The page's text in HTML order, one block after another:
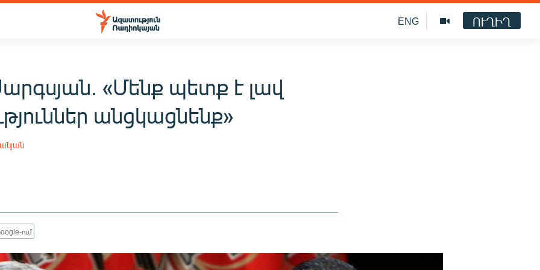
ENG ՈՒՂԻՂ
«Մենք պետք է լավ
անցկացնենք»
ում